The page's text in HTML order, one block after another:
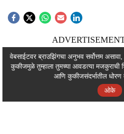
वेबसाईटवर ब्राउझिंगचा अनुभव सर्वोत्तम
कुकीजमुळे तुम्हाला तुमच्या आवडत्या
आणि कुकीजसंदर्भातील धोरण
ओके